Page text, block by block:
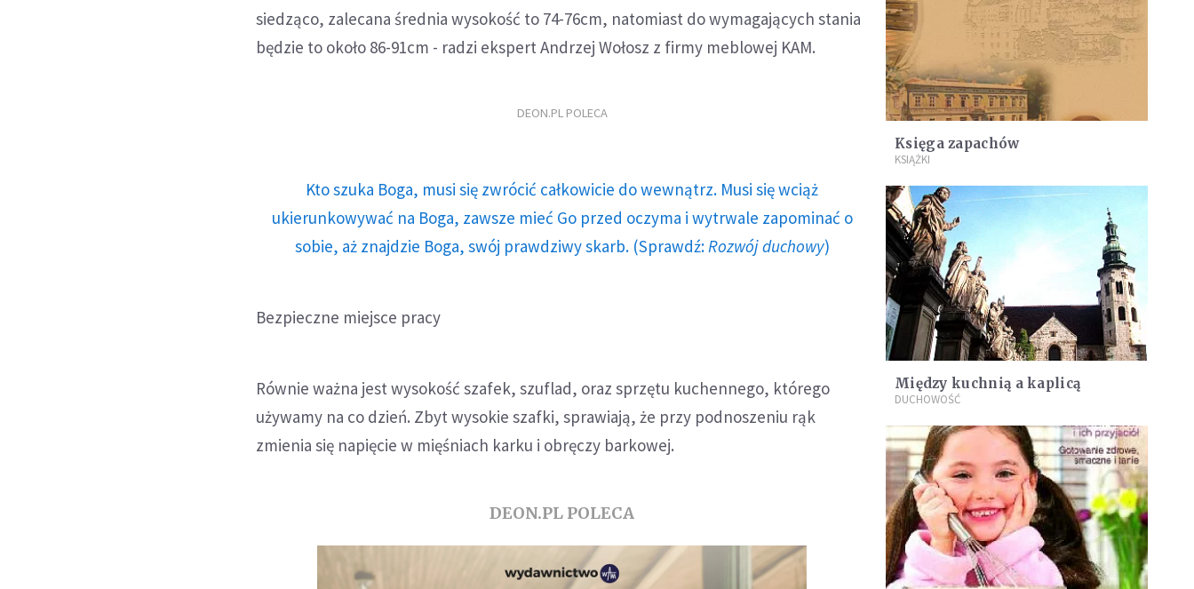
siedząco, zalecana średnia wysokość to 74-76cm, natomiast do wymagających stania
będzie to około 86-91cm - radzi ekspert Andrzej Wołosz z firmy meblowej KAM.
DEON.PL POLECA
Kto szuka Boga, musi się zwrócić całkowicie do wewnątrz. Musi się wciąż
ukierunkowywać na Boga, zawsze mieć Go przed oczyma i wytrwale zapominać o
sobie, aż znajdzie Boga, swój prawdziwy skarb. (Sprawdź: Rozwój duchowy)
Bezpieczne miejsce pracy
Równie ważna jest wysokość szafek, szuflad, oraz sprzętu kuchennego, którego
używamy na co dzień. Zbyt wysokie szafki, sprawiają, że przy podnoszeniu rąk
zmienia się napięcie w mięśniach karku i obręczy barkowej.
DEON.PL POLECA
Księga zapachów
KSIĄŻKI
Między kuchnią a kaplicą
DUCHOWOŚĆ